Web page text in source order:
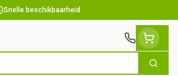
Snelle beschikbaarheid
Zoek